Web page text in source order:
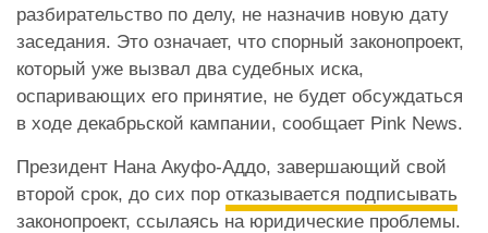
разбирательство по делу, не назначив новую дату
заседания. Это означает, что спорный законопроект,
который уже вызвал два судебных иска,
оспаривающих его принятие, не будет обсуждаться
в ходе декабрьской кампании, сообщает Pink News.
Президент Нана Акуфо-Аддо, завершающий свой
второй срок, до сих пор отказывается подписывать
законопроект, ссылаясь на юридические проблемы.